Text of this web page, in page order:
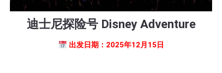
迪士尼探险号 Disney Adventure
出发日期：2025年12月15日